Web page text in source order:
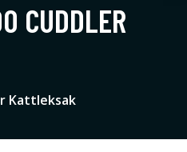
CUDDLER
Kattleksak